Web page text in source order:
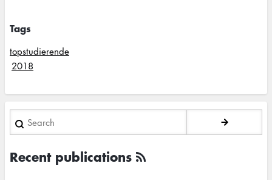
Tags
topstudierende
2018
Search
Recent publications